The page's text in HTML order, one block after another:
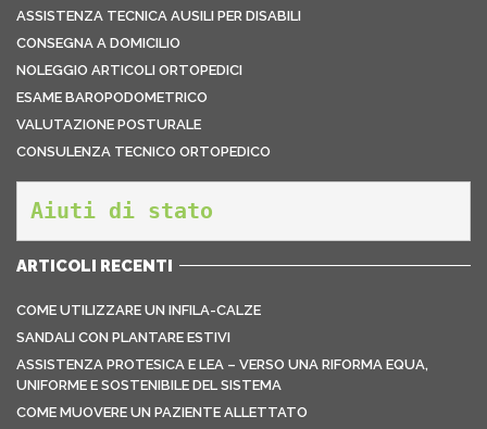
ASSISTENZA TECNICA AUSILI PER DISABILI
CONSEGNA A DOMICILIO
NOLEGGIO ARTICOLI ORTOPEDICI
ESAME BAROPODOMETRICO
VALUTAZIONE POSTURALE
CONSULENZA TECNICO ORTOPEDICO
Aiuti di stato
ARTICOLI RECENTI
COME UTILIZZARE UN INFILA-CALZE
SANDALI CON PLANTARE ESTIVI
ASSISTENZA PROTESICA E LEA – VERSO UNA RIFORMA EQUA,
UNIFORME E SOSTENIBILE DEL SISTEMA
COME MUOVERE UN PAZIENTE ALLETTATO